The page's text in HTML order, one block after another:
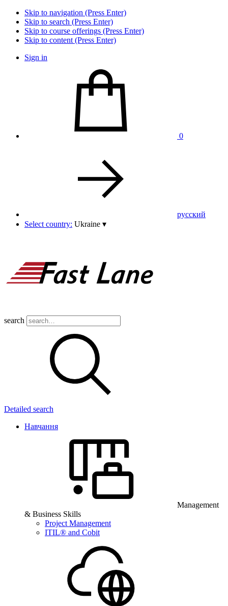
Skip to navigation (Press Enter)
Skip to search (Press Enter)
Skip to course offerings (Press Enter)
Skip to content (Press Enter)
Sign in
0
pусский
Select country: Ukraine ▾
search
Detailed search
Навчання
Management
& Business Skills
Project Management
ITIL® and Cobit